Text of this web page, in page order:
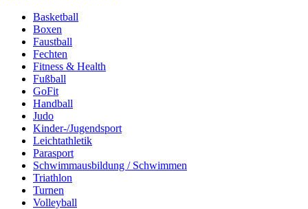
Basketball
Boxen
Faustball
Fechten
Fitness & Health
Fußball
GoFit
Handball
Judo
Kinder-/Jugendsport
Leichtathletik
Parasport
Schwimmausbildung / Schwimmen
Triathlon
Turnen
Volleyball